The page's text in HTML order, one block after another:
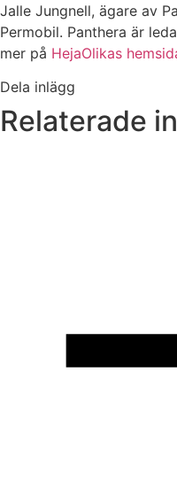
Jalle Jungnell, ägare av
Permobil. Panthera är
mer på HejaOlikas
Dela inlägg
Relaterade